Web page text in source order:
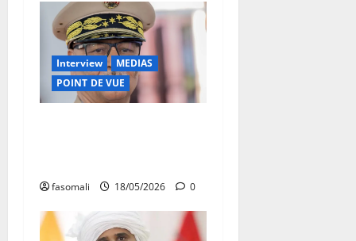
Interview
MEDIAS
POINT DE VUE
fasomali 18/05/2026 0